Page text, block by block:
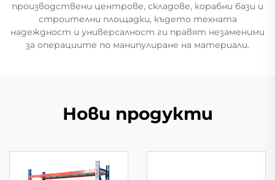
производствени центрове, складове, корабни бази и
строителни площадки, където техната
надеждност и универсалност ги правят незаменими
за операциите по манипулиране на материали.
Нови продукти